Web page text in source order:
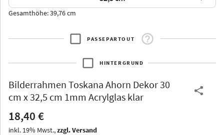
Thurgau
Gesamthöhe: 39,76 cm
PASSEPARTOUT
HINTERGRUND
Bilderrahmen Toskana Ahorn Dekor 30
cm x 32,5 cm 1mm Acrylglas klar
18,40 €
inkl. 19% Mwst.,zzgl. Versand